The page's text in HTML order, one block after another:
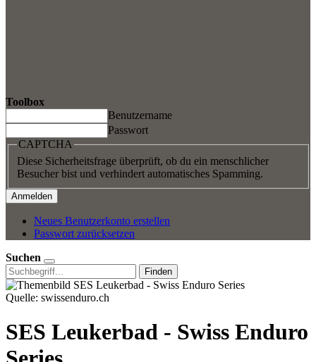
Toolbox
Benutzername
Passwort
CAPTCHA
Diese Sicherheitsfrage überprüft, ob du ein menschlicher
Besucher bist und verhindert automatisches Spamming.
Neues Benutzerkonto erstellen
Passwort zurücksetzen
Suchen
Finden
Quelle: swissenduro.ch
SES Leukerbad - Swiss Enduro